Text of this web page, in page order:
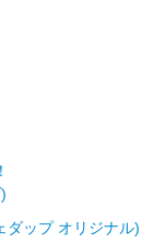
ダップ オリジナル)